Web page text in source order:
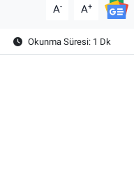
A- A+
Okunma Süresi: 1 Dk